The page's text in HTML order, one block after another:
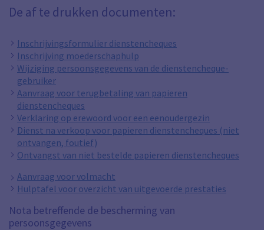
De af te drukken documenten:
Inschrijvingsformulier dienstencheques
Inschrijving moederschaphulp
Wijziging persoonsgegevens van de dienstencheque-
gebruiker
Aanvraag voor terugbetaling van papieren
dienstencheques
Verklaring op erewoord voor een eenoudergezin
Dienst na verkoop voor papieren dienstencheques (niet
ontvangen, foutief)
Ontvangst van niet bestelde papieren dienstencheques
Aanvraag voor volmacht
Hulptafel voor overzicht van uitgevoerde prestaties
Nota betreffende de bescherming van
persoonsgegevens